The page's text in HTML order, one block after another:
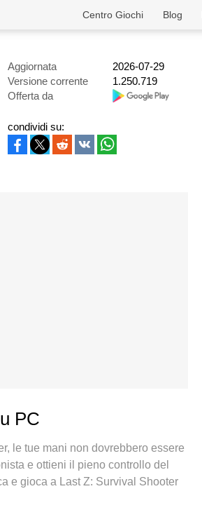
Blog
Centro Giochi
Aggiornata
2026-07-29
Versione corrente
1.250.719
Offerta da
condividi su:
PC
le tue mani non dovrebbero essere
e ottieni il pieno controllo del
e gioca a Last Z: Survival Shooter
chiamate inquietanti. Il nuovissimo